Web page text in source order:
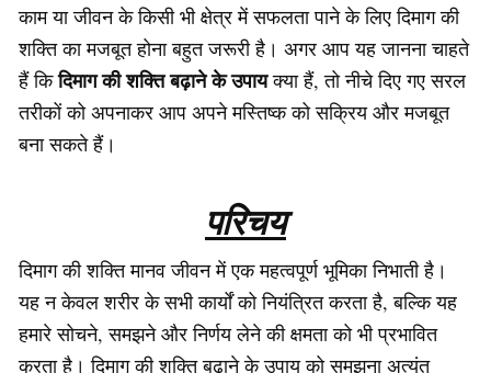
काम या जीवन के किसी भी क्षेत्र में सफलता पाने के लिए दिमाग की
शक्ति का मजबूत होना बहुत जरूरी है। अगर आप यह जानना चाहते
हैं किदिमाग की शक्ति बढ़ाने के उपायक्या हैं, तो नीचे दिए गए सरल
तरीकों को अपनाकर आप अपने मस्तिष्क को सक्रिय और मजबूत
बना सकते हैं।
परिचय
दिमाग की शक्ति मानव जीवन में एक महत्वपूर्ण भूमिका निभाती है।
यह न केवल शरीर के सभी कार्यों को नियंत्रित करता है, बल्कि यह
हमारे सोचने, समझने और निर्णय लेने की क्षमता को भी प्रभावित
करता है। दिमाग की शक्ति बढ़ाने के उपाय को समझना अत्यंत